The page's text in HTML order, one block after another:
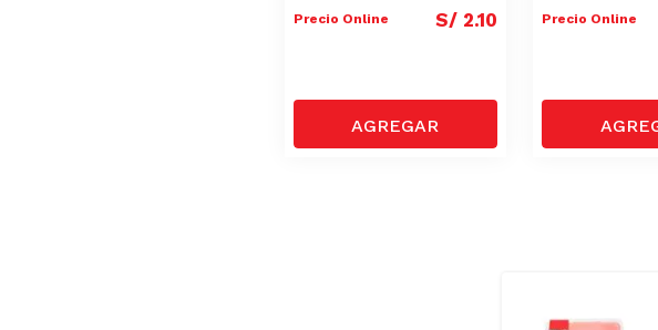
Precio Online S/ 2.10 Precio Online